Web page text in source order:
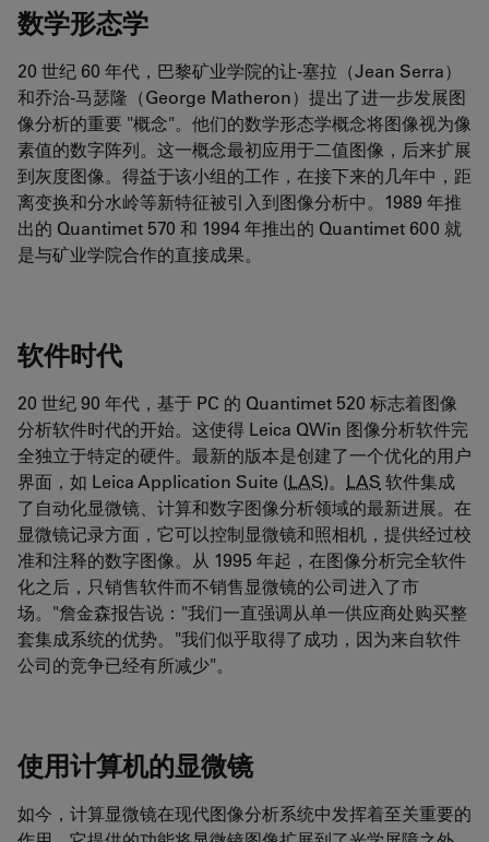
数学形态学
20 世纪 60 年代，巴黎矿业学院的让-塞拉（Jean Serra）
和乔治-马瑟隆（George Matheron）提出了进一步发展图
像分析的重要 "概念"。他们的数学形态学概念将图像视为像
素值的数字阵列。这一概念最初应用于二值图像，后来扩展
到灰度图像。得益于该小组的工作，在接下来的几年中，距
离变换和分水岭等新特征被引入到图像分析中。1989 年推
出的 Quantimet 570 和 1994 年推出的 Quantimet 600 就
是与矿业学院合作的直接成果。
软件时代
20 世纪 90 年代，基于 PC 的 Quantimet 520 标志着图像
分析软件时代的开始。这使得 Leica QWin 图像分析软件完
全独立于特定的硬件。最新的版本是创建了一个优化的用户
界面，如 Leica Application Suite (LAS)。 LAS 软件集成
了自动化显微镜、计算和数字图像分析领域的最新进展。在
显微镜记录方面，它可以控制显微镜和照相机，提供经过校
准和注释的数字图像。从 1995 年起，在图像分析完全软件
化之后，只销售软件而不销售显微镜的公司进入了市
场。"詹金森报告说："我们一直强调从单一供应商处购买整
套集成系统的优势。"我们似乎取得了成功，因为来自软件
公司的竞争已经有所减少"。
使用计算机的显微镜
如今，计算显微镜在现代图像分析系统中发挥着至关重要的